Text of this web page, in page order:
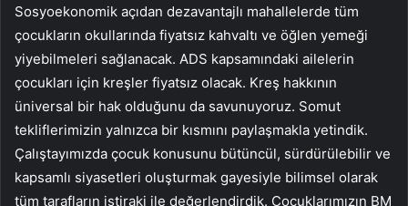
Sosyoekonomik açıdan dezavantajlı mahallelerde tüm
çocukların okullarında fiyatsız kahvaltı ve öğlen yemeği
yiyebilmeleri sağlanacak. ADS kapsamındaki ailelerin
çocukları için kreşler fiyatsız olacak. Kreş hakkının
üniversal bir hak olduğunu da savunuyoruz. Somut
tekliflerimizin yalnızca bir kısmını paylaşmakla yetindik.
Çalıştayımızda çocuk konusunu bütüncül, sürdürülebilir ve
kapsamlı siyasetleri oluşturmak gayesiyle bilimsel olarak
tüm tarafların iştiraki ile değerlendirdik. Çocuklarımızın BM